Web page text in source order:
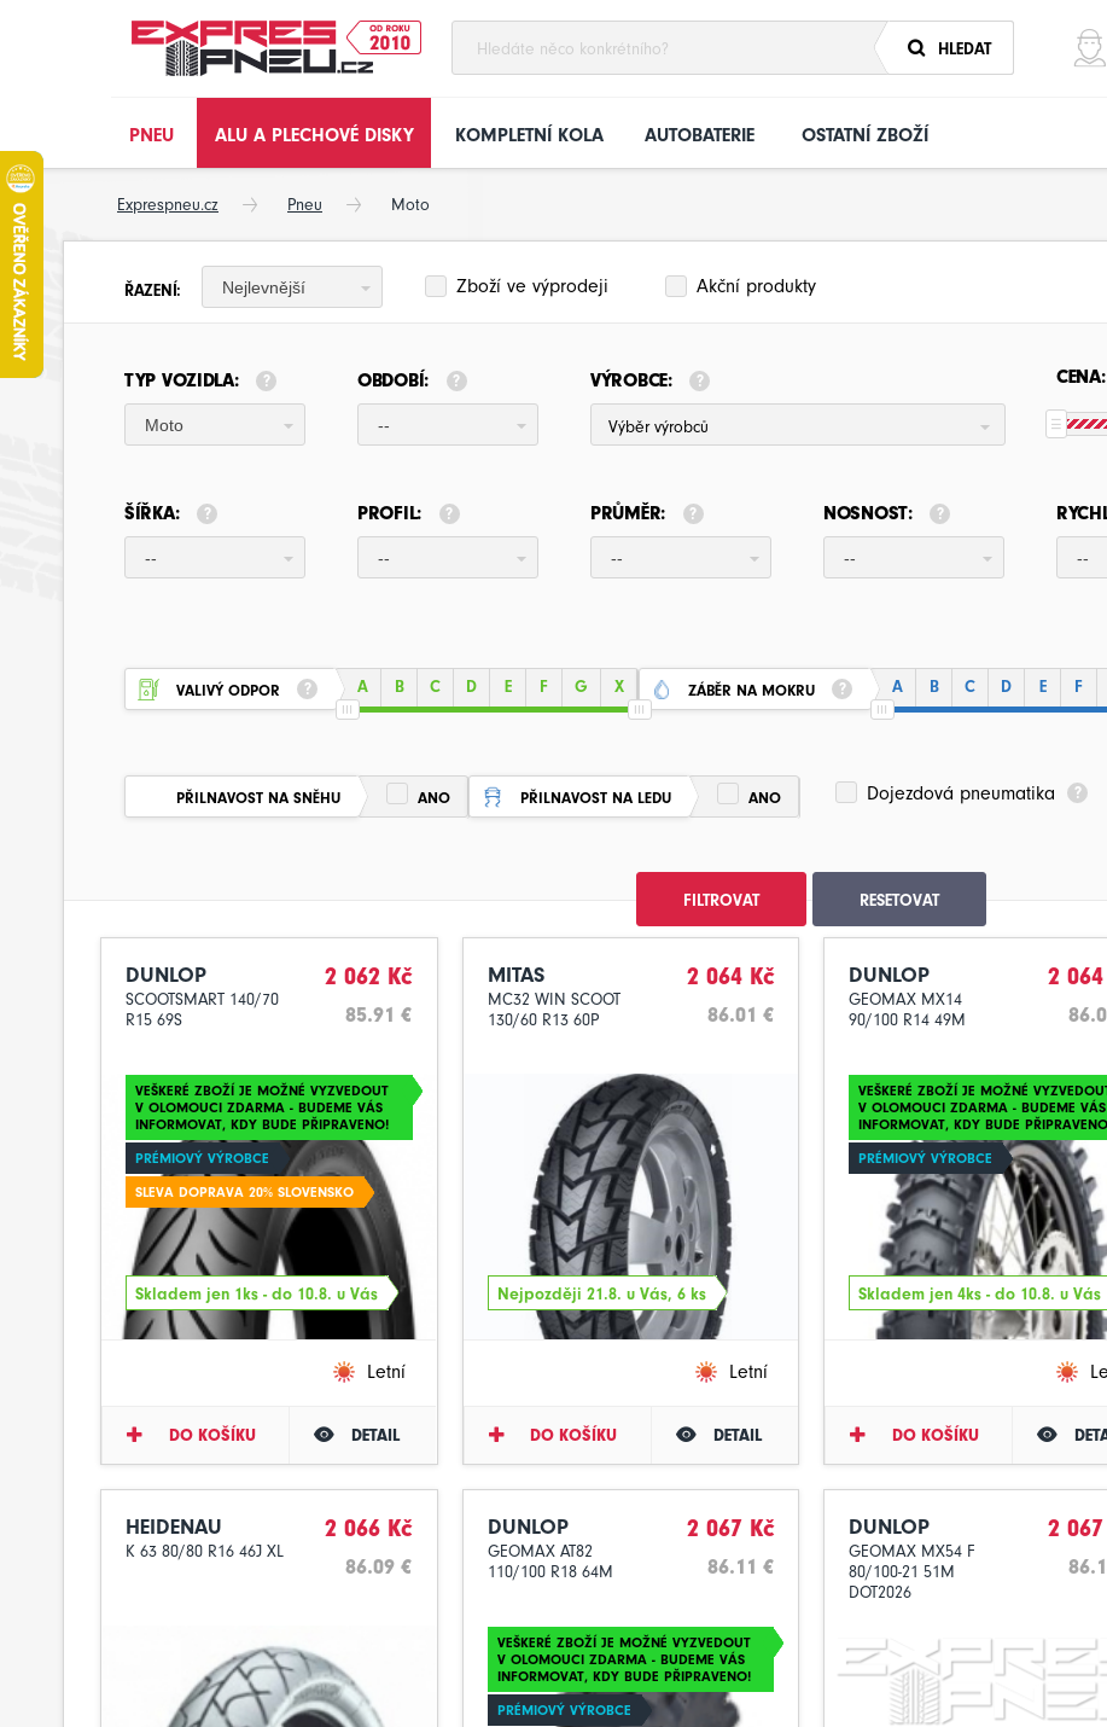
HLEDAT
PNEU ALU A PLECHOVÉ DISKY KOMPLETNÍ KOLA AUTOBATERIE OSTATNÍ ZBOŽÍ
Exprespneu.cz Pneu Moto
ŘAZENÍ: Nejlevnější Zboží ve výprodeji Akční produkty
TYP VOZIDLA:
Moto
OBDOBÍ:
--
VÝROBCE:
Výběr výrobců
CENA:
ŠÍŘKA:
--
PROFIL:
--
PRŮMĚR:
--
NOSNOST:
-- --
VALIVÝ ODPOR A B C D E F G X ZÁBĚR NA MOKRU A B C D E F
PŘILNAVOST NA SNĚHU ANO PŘILNAVOST NA LEDU ANO Dojezdová pneumatika
FILTROVAT RESETOVAT
DUNLOP
SCOOTSMART 140/70
R15 69S
2 062 Kč
85.91 €
VEŠKERÉ ZBOŽÍ JE MOŽNÉ VYZVEDOUT
V OLOMOUCI ZDARMA - BUDEME VÁS
INFORMOVAT, KDY BUDE PŘIPRAVENO!
PRÉMIOVÝ VÝROBCE
SLEVA DOPRAVA 20% SLOVENSKO
Skladem jen 1ks - do 10.8. u Vás
Letní
DO KOŠÍKU DETAIL
MITAS
MC32 WIN SCOOT
130/60 R13 60P
2 064 Kč
86.01 €
Nejpozději 21.8. u Vás, 6 ks
Letní
DO KOŠÍKU DETAIL
DUNLOP
GEOMAX MX14
90/100 R14 49M
2
VEŠKERÉ ZBOŽÍ JE MOŽNÉ
V OLOMOUCI ZDARMA - BUDEME VÁS
INFORMOVAT, KDY BUDE
PRÉMIOVÝ VÝROBCE
Skladem jen 4ks - do 10.8. u Vás
DO KOŠÍKU
HEIDENAU
K 63 80/80 R16 46J XL
2 066 Kč
86.09 €
DUNLOP
GEOMAX AT82
110/100 R18 64M
2 067 Kč
86.11 €
VEŠKERÉ ZBOŽÍ JE MOŽNÉ VYZVEDOUT
V OLOMOUCI ZDARMA - BUDEME VÁS
INFORMOVAT, KDY BUDE PŘIPRAVENO!
PRÉMIOVÝ VÝROBCE
DUNLOP
GEOMAX MX54 F
80/100-21 51M
DOT2026
2